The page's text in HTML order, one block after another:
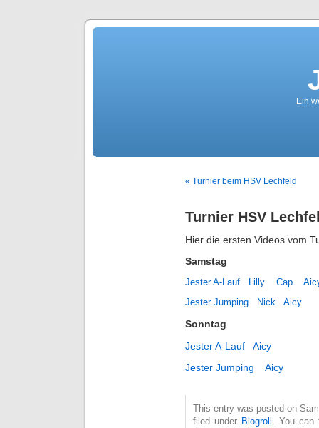
Ein
« Turnier beim HSV Lechfeld
Turnier HSV
Hier die ersten Videos vom
Samstag
Jester A-Lauf Lilly Cap
Jester Jumping Nick Aicy
Sonntag
Jester A-Lauf
Aicy
Jester Jumping
Aicy
This entry was posted on
filed under Blogroll . You can